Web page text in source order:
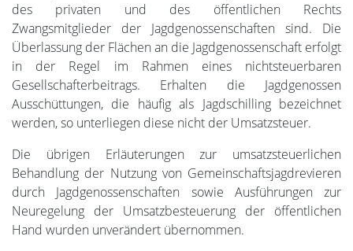
des privaten und des öffentlichen Rechts
Zwangsmitglieder der Jagdgenossenschaften sind. Die
Überlassung der Flächen an die Jagdgenossenschaft erfolgt
in der Regel im Rahmen eines nichtsteuerbaren
Gesellschafterbeitrags. Erhalten die Jagdgenossen
Ausschüttungen, die häufig als Jagdschilling bezeichnet
werden, so unterliegen diese nicht der Umsatzsteuer.
Die übrigen Erläuterungen zur umsatzsteuerlichen
Behandlung der Nutzung von Gemeinschaftsjagdrevieren
durch Jagdgenossenschaften sowie Ausführungen zur
Neuregelung der Umsatzbesteuerung der öffentlichen
Hand wurden unverändert übernommen.